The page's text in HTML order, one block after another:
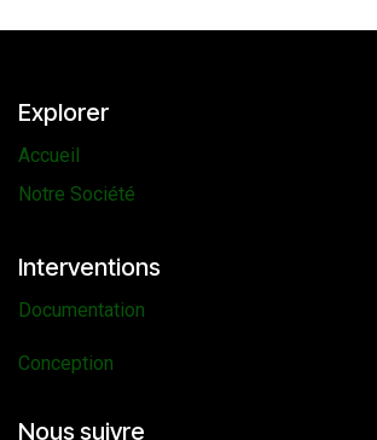
Explorer
Accueil
Notre Société
Interventions
Documentation
Conception
Nous suivre